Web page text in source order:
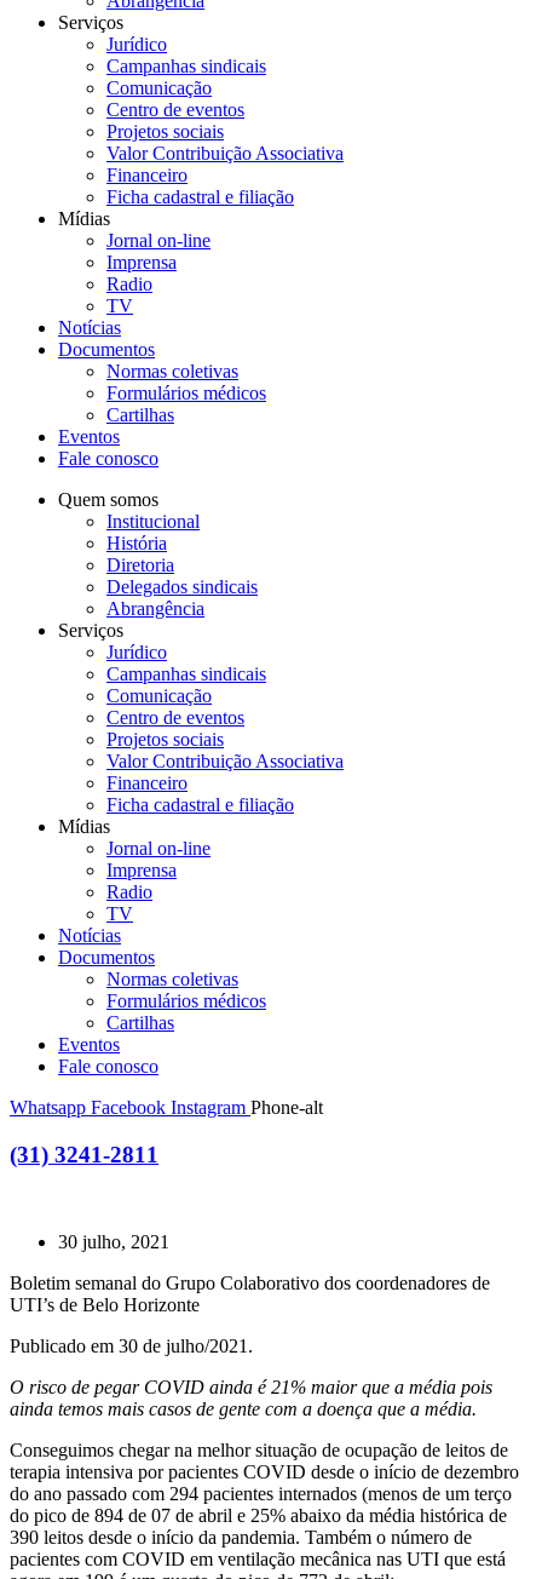
Serviços
Jurídico
Campanhas sindicais
Comunicação
Centro de eventos
Projetos sociais
Valor Contribuição Associativa
Financeiro
Ficha cadastral e filiação
Mídias
Jornal on-line
Imprensa
Radio
TV
Notícias
Documentos
Normas coletivas
Formulários médicos
Cartilhas
Eventos
Fale conosco
Quem somos
Institucional
História
Diretoria
Delegados sindicais
Abrangência
Serviços
Jurídico
Campanhas sindicais
Comunicação
Centro de eventos
Projetos sociais
Valor Contribuição Associativa
Financeiro
Ficha cadastral e filiação
Mídias
Jornal on-line
Imprensa
Radio
TV
Notícias
Documentos
Normas coletivas
Formulários médicos
Cartilhas
Eventos
Fale conosco
Whatsapp Facebook Instagram Phone-alt
(31) 3241-2811
30 julho, 2021
Boletim semanal do Grupo Colaborativo dos coordenadores de
UTI’s de Belo Horizonte
Publicado em 30 de julho/2021.
O risco de pegar COVID ainda é 21% maior que a média pois
ainda temos mais casos de gente com a doença que a média.
Conseguimos chegar na melhor situação de ocupação de leitos de
terapia intensiva por pacientes COVID desde o início de dezembro
do ano passado com 294 pacientes internados (menos de um terço
do pico de 894 de 07 de abril e 25% abaixo da média histórica de
390 leitos desde o início da pandemia. Também o número de
pacientes com COVID em ventilação mecânica nas UTI que está